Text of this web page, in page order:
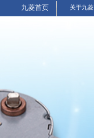
九菱首页 关于九菱